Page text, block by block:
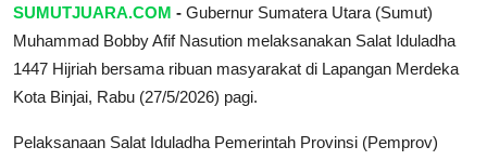
SUMUTJUARA.COM - Gubernur Sumatera Utara (Sumut)
Muhammad Bobby Afif Nasution melaksanakan Salat Iduladha
1447 Hijriah bersama ribuan masyarakat di Lapangan Merdeka
Kota Binjai, Rabu (27/5/2026) pagi.
Pelaksanaan Salat Iduladha Pemerintah Provinsi (Pemprov)